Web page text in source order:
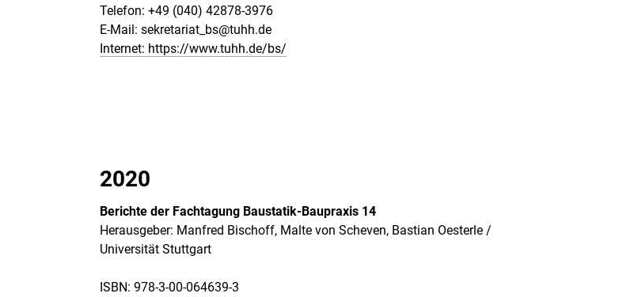
Telefon: +49 (040) 42878-3976
E-Mail: sekretariat_bs@tuhh.de
Internet: https://www.tuhh.de/bs/
2020
Berichte der Fachtagung Baustatik-Baupraxis 14
Herausgeber: Manfred Bischoff, Malte von Scheven, Bastian Oesterle /
Universität Stuttgart
ISBN: 978-3-00-064639-3